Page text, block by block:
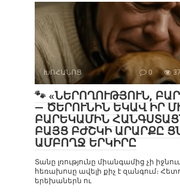
ԽՈՀԱՆՈՑ 0
🐾 «ՆԵՐՈՂՈՒԹՅՈՒՆ,
— ԾԵՐՈՒՆԻՆ ԵԿԱՎ ԻՐ
ԲԱՐԵԿԱՄԻՆ
ԲԱՅՑ ԲԺՇԿԻ ԱՐԱՐՔԸ
ԱՄԲՈՂՋ ԵՐԿԻՐԸ
Տանը լռությունը միանգամից չի
հեռախոսը ավելի քիչ է զանգում։
երեխաներն ու